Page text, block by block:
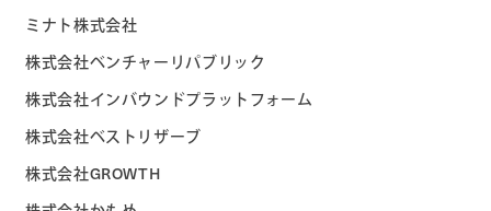
ミナト株式会社
株式会社ベンチャーリパブリック
株式会社インバウンドプラットフォーム
株式会社ベストリザーブ
株式会社GROWTH